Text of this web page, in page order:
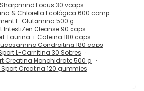
Focus 30 vcaps
& Chlorella Ecológica 600 comp
L-Glutamina 500 g
IntestiZen Cleanse 90 caps
Taurina + Cafeina 180 caps
Condroitina 180 caps
L-Carnitina 30 Sobres
Creatina Monohidrato 500 g
Creatina 120 gummies